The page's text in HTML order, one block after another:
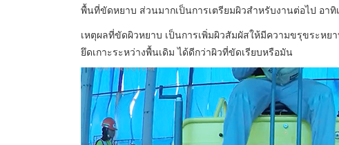
พื้นที่ขัดหยาบ ส่วนมากเป็นการเตรียมผิวสำหรับงานต่อไป อา
เหตุผลที่ขัดผิวหยาบ เป็นการเพิ่มผิวสัมผัสให้มีความขรุขระหย
ยึดเกาะระหว่างพื้นเดิม ได้ดีกว่าผิวที่ขัดเรียบหรือมัน